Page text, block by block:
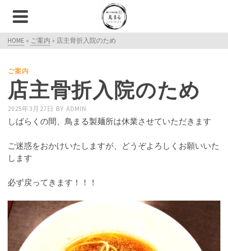
HOME » ご案内 » 店主骨折入院のため
ご案内
店主骨折入院のため
2025年3月27日 BY ADMIN
しばらくの間、鳥まる製麺所は休業させていただきます
ご迷惑をおかけいたしますが、どうぞよろしくお願いいた
します
必ず戻ってきます！！！